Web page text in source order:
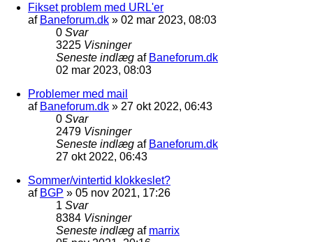
Fikset problem med URL'er
af Baneforum.dk » 02 mar 2023, 08:03
0 Svar
3225 Visninger
Seneste indlæg af Baneforum.dk
02 mar 2023, 08:03
Problemer med mail
af Baneforum.dk » 27 okt 2022, 06:43
0 Svar
2479 Visninger
Seneste indlæg af Baneforum.dk
27 okt 2022, 06:43
Sommer/vintertid klokkeslet?
af BGP » 05 nov 2021, 17:26
1 Svar
8384 Visninger
Seneste indlæg af marrix